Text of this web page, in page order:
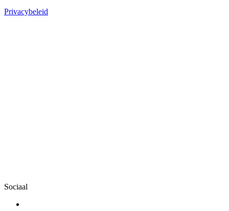
Privacybeleid
Sociaal